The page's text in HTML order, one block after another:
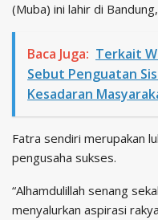
(Muba) ini lahir di
Baca Juga: Terkait
Sebut Penguatan
Kesadaran
Fatra sendiri merupakan
pengusaha sukses.
“Alhamdulillah senang
menyalurkan aspirasi